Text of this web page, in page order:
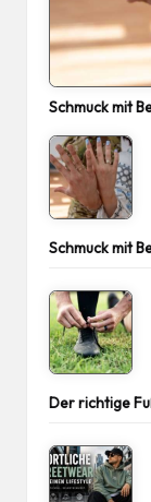
Schmuck mit
Schmuck mit
Der richtige